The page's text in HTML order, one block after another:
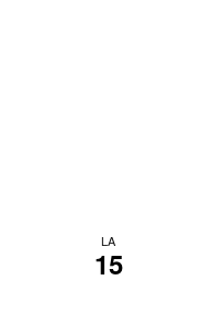
LA
15